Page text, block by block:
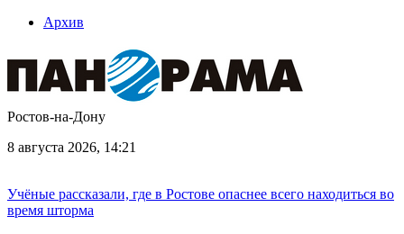
Архив
Ростов-на-Дону
8 августа 2026, 14:21
Учёные рассказали, где в Ростове опаснее всего находиться во
время шторма